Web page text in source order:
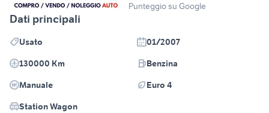
Punteggio su Google
Dati principali
Usato
01/2007
130000 Km
Benzina
Manuale
Euro 4
Station Wagon